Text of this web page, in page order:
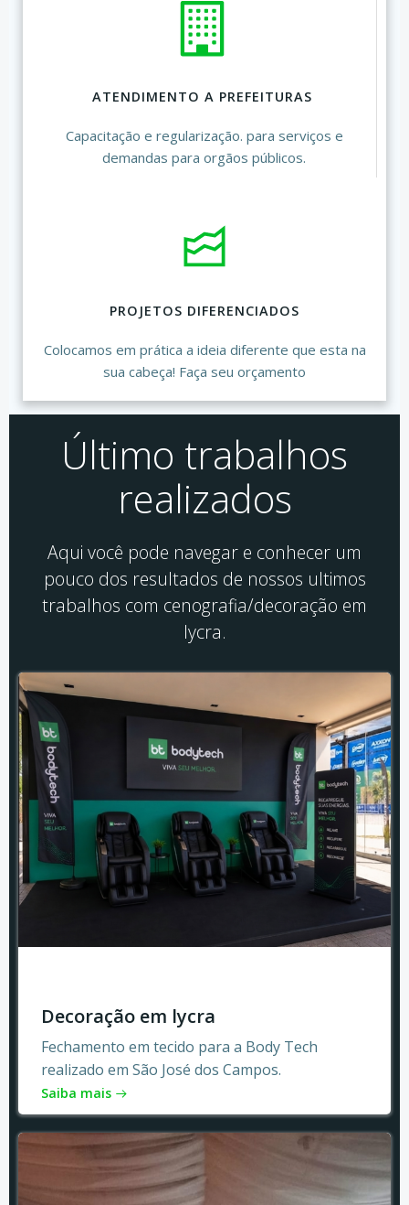
ATENDIMENTO A PREFEITURAS
Capacitação e regularização. para serviços e
demandas para orgãos públicos.
PROJETOS DIFERENCIADOS
Colocamos em prática a ideia diferente que esta na
sua cabeça! Faça seu orçamento
Último trabalhos
realizados
Aqui você pode navegar e conhecer um
pouco dos resultados de nossos ultimos
trabalhos com cenografia/decoração em
lycra.
Decoração em lycra
Fechamento em tecido para a Body Tech
realizado em São José dos Campos.
Saiba mais